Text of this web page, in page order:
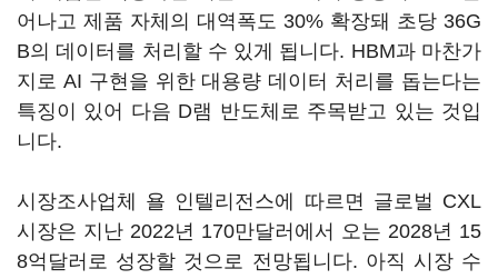
어나고 제품 자체의 대역폭도 30% 확장돼 초당 36G
B의 데이터를 처리할 수 있게 됩니다. HBM과 마찬가
지로 AI 구현을 위한 대용량 데이터 처리를 돕는다는
특징이 있어 다음 D램 반도체로 주목받고 있는 것입
니다.
시장조사업체 욜 인텔리전스에 따르면 글로벌 CXL
시장은 지난 2022년 170만달러에서 오는 2028년 15
8억달러로 성장할 것으로 전망됩니다. 아직 시장 수